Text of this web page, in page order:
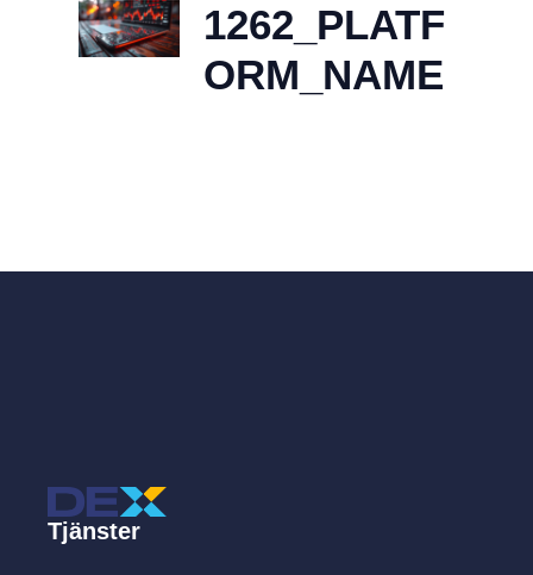
1262_PLATF
ORM_NAME
Tjänster